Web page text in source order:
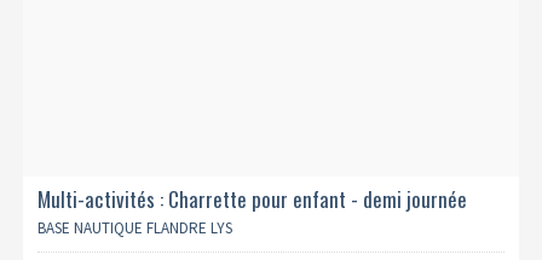
Multi-activités : Charrette pour enfant - demi journée
(4h00 d'activité)
BASE NAUTIQUE FLANDRE LYS